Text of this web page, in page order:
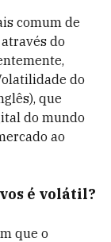
comum de
do
do
que
do mundo
ao
é volátil?
que o